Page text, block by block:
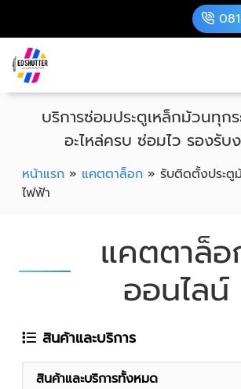
หน้าแรก » แคตตาล็อก » รับติดตั้งประตู
ไฟฟ้า
บริการซ่อมประตูเหล็กม้วนทุก
อะไหล่ครบ ซ่อมไว รองรับ
แคตตาล็อ
ออนไลน์
สินค้าและบริการ
สินค้าและบริการทั้งหมด